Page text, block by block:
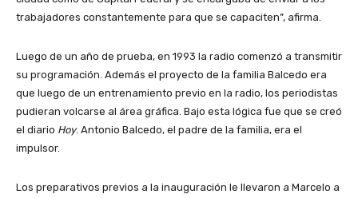
trabajadores constantemente para que se capaciten”, afirma.
Luego de un año de prueba, en 1993 la radio comenzó a transmitir
su programación. Además el proyecto de la familia Balcedo era
que luego de un entrenamiento previo en la radio, los periodistas
pudieran volcarse al área gráfica. Bajo esta lógica fue que se creó
el diario Hoy. Antonio Balcedo, el padre de la familia, era el
impulsor.
Los preparativos previos a la inauguración le llevaron a Marcelo a